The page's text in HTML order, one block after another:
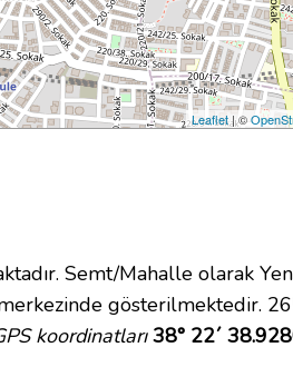
Leaflet| ©
Semt/Mahalle olarak
gösterilmektedir.
koordinatları 38° 22´